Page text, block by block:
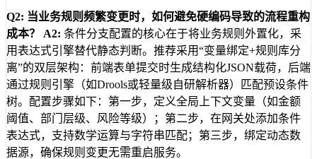
Q2: 当业务规则频繁变更时，如何避免硬编码导致的流程重构
成本？
A2: 条件分支配置的核心在于将业务规则外置化，采
用表达式引擎替代静态判断。推荐采用“变量绑定+规则库分
离”的双层架构：前端表单提交时生成结构化JSON载荷，后端
通过规则引擎（如Drools或轻量级自研解析器）匹配预设条件
树。配置步骤如下：第一步，定义全局上下文变量（如金额
阈值、部门层级、风险等级）；第二步，在网关处添加条件
表达式，支持数学运算与字符串匹配；第三步，绑定动态数
据源，确保规则变更无需重启服务。